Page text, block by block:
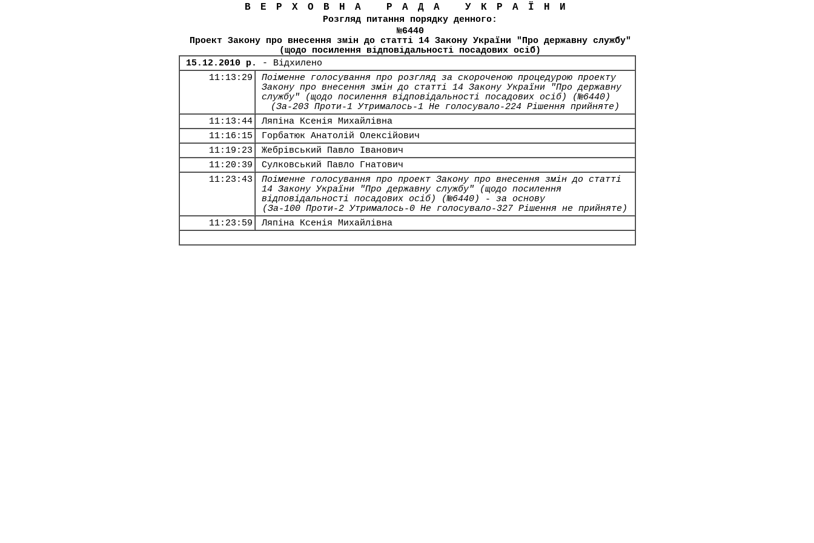
ВЕРХОВНА РАДА УКРАЇНИ
Розгляд питання порядку денного:
№6440
Проект Закону про внесення змін до статті 14 Закону України "Про державну службу"
(щодо посилення відповідальності посадових осіб)
15.12.2010 р.
- Відхилено
11:13:29
Поіменне голосування про розгляд за скороченою процедурою проекту
Закону про внесення змін до статті 14 Закону України "Про державну
службу" (щодо посилення відповідальності посадових осіб) (№6440)
(За-203 Проти-1 Утрималось-1 Не голосувало-224 Рішення прийняте)
11:13:44
Ляпіна Ксенія Михайлівна
11:16:15
Горбатюк Анатолій Олексійович
11:19:23
Жебрівський Павло Іванович
11:20:39
Сулковський Павло Гнатович
11:23:43
Поіменне голосування про проект Закону про внесення змін до статті
14 Закону України "Про державну службу" (щодо посилення
відповідальності посадових осіб) (№6440) - за основу
(За-100 Проти-2 Утрималось-0 Не голосувало-327 Рішення не прийняте)
11:23:59
Ляпіна Ксенія Михайлівна